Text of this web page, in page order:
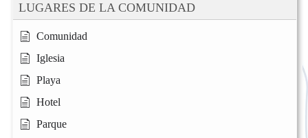
LUGARES DE LA COMUNIDAD
Comunidad
Iglesia
Playa
Hotel
Parque